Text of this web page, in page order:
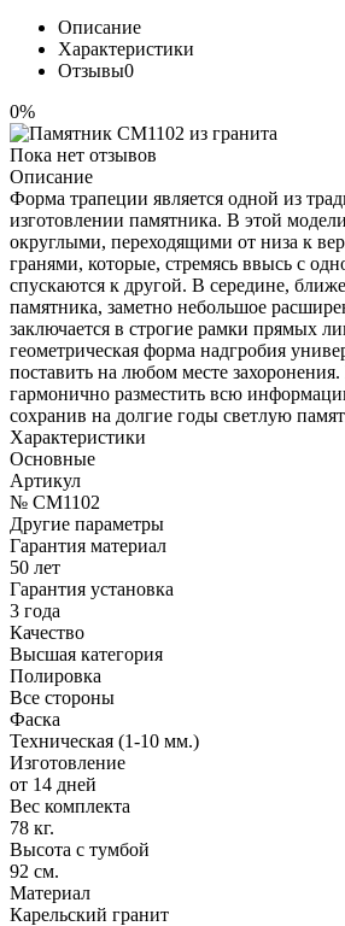
Описание
Характеристики
Отзывы0
0%
Пока нет отзывов
Описание
Форма трапеции является одной из
изготовлении памятника. В этой
округлыми, переходящими от низа к
гранями, которые, стремясь ввысь с
спускаются к другой. В середине,
памятника, заметно небольшое
заключается в строгие рамки прямых
геометрическая форма надгробия
поставить на любом месте
гармонично разместить всю
сохранив на долгие годы светлую
Характеристики
Основные
Артикул
№ CM1102
Другие параметры
Гарантия материал
50 лет
Гарантия установка
3 года
Качество
Высшая категория
Полировка
Все стороны
Фаска
Техническая (1-10 мм.)
Изготовление
от 14 дней
Вес комплекта
78 кг.
Высота с тумбой
92 см.
Материал
Карельский гранит